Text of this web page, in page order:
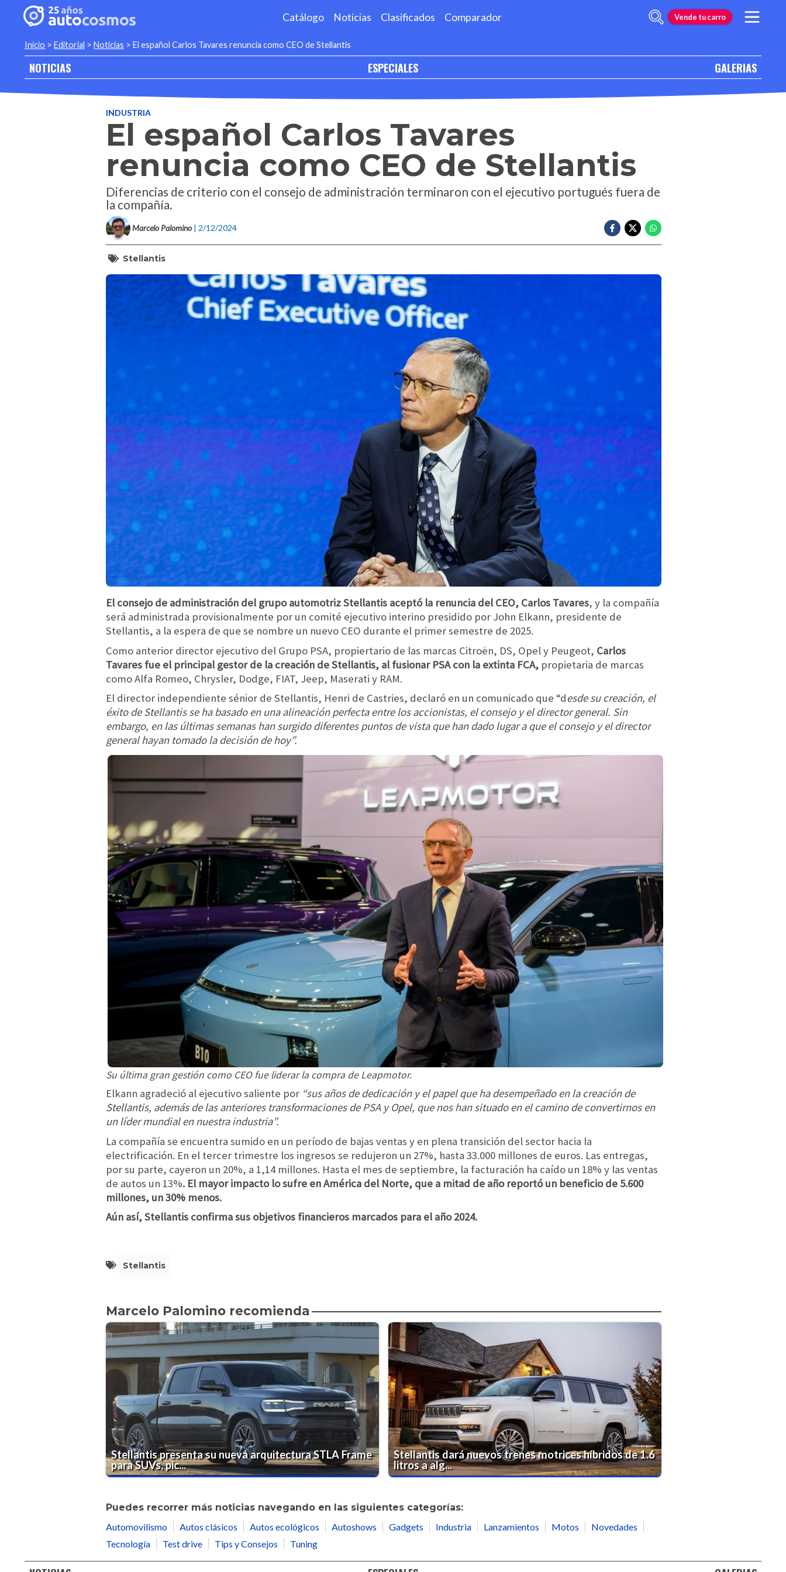
Catálogo Noticias Clasificados Comparador Vende tu carro
Inicio > Editorial > Noticias > El español Carlos Tavares renuncia como CEO de Stellantis
NOTICIAS ESPECIALES GALERIAS
INDUSTRIA
El español Carlos Tavares
renuncia como CEO de Stellantis
Diferencias de criterio con el consejo de administración terminaron con el ejecutivo portugués fuera de
la compañía.
Marcelo Palomino | 2/12/2024
Stellantis
El consejo de administración del grupo automotriz Stellantis aceptó la renuncia del CEO, Carlos Tavares, y la compañía
será administrada provisionalmente por un comité ejecutivo interino presidido por John Elkann, presidente de
Stellantis, a la espera de que se nombre un nuevo CEO durante el primer semestre de 2025.
Como anterior director ejecutivo del Grupo PSA, propiertario de las marcas Citroën, DS, Opel y Peugeot, Carlos
Tavares fue el principal gestor de la creación de Stellantis, al fusionar PSA con la extinta FCA, propietaria de marcas
como Alfa Romeo, Chrysler, Dodge, FIAT, Jeep, Maserati y RAM.
El director independiente sénior de Stellantis, Henri de Castries, declaró en un comunicado que “desde su creación, el
éxito de Stellantis se ha basado en una alineación perfecta entre los accionistas, el consejo y el director general. Sin
embargo, en las últimas semanas han surgido diferentes puntos de vista que han dado lugar a que el consejo y el director
general hayan tomado la decisión de hoy”.
Su última gran gestión como CEO fue liderar la compra de Leapmotor.
Elkann agradeció al ejecutivo saliente por “sus años de dedicación y el papel que ha desempeñado en la creación de
Stellantis, además de las anteriores transformaciones de PSA y Opel, que nos han situado en el camino de convertirnos en
un líder mundial en nuestra industria”.
La compañía se encuentra sumido en un período de bajas ventas y en plena transición del sector hacia la
electrificación. En el tercer trimestre los ingresos se redujeron un 27%, hasta 33.000 millones de euros. Las entregas,
por su parte, cayeron un 20%, a 1,14 millones. Hasta el mes de septiembre, la facturación ha caído un 18% y las ventas
de autos un 13%. El mayor impacto lo sufre en América del Norte, que a mitad de año reportó un beneficio de 5.600
millones, un 30% menos.
Aún así, Stellantis confirma sus objetivos financieros marcados para el año 2024.
Stellantis
Marcelo Palomino recomienda
Stellantis presenta su nueva arquitectura STLA Frame
para SUVs, pic...
Stellantis dará nuevos trenes motrices híbridos de 1.6
litros a alg...
Puedes recorrer más noticias navegando en las siguientes categorías:
Automovilismo
Autos clásicos Autos ecológicos Autoshows Gadgets Industria Lanzamientos Motos
Novedades
Tecnología
Test drive Tips y Consejos Tuning